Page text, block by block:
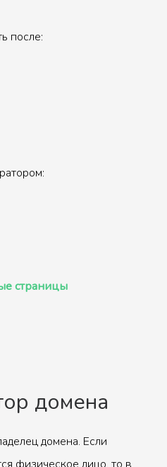
после:
страницы
домена
домена. Если